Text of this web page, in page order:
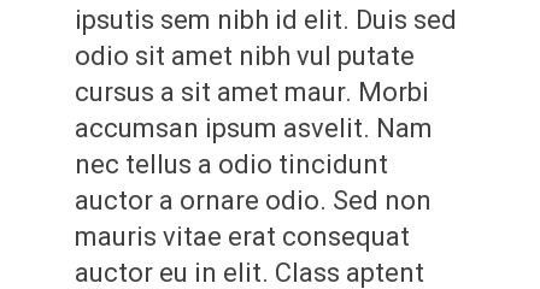
ipsutis sem nibh id elit. Duis sed
odio sit amet nibh vul putate
cursus a sit amet maur. Morbi
accumsan ipsum asvelit. Nam
nec tellus a odio tincidunt
auctor a ornare odio. Sed non
mauris vitae erat consequat
auctor eu in elit. Class aptent